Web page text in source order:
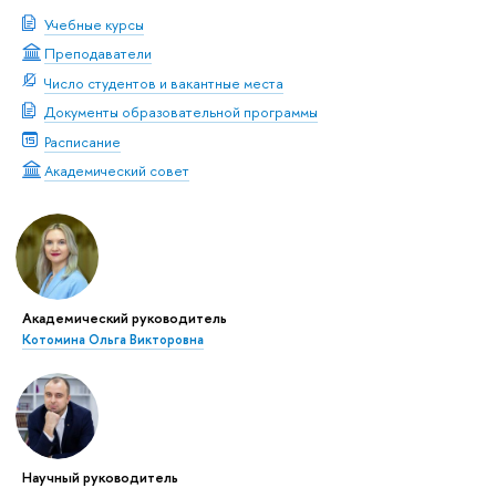
Учебные курсы
Преподаватели
Число студентов и вакантные места
Документы образовательной программы
Расписание
Академический совет
Академический руководитель
Котомина Ольга Викторовна
Научный руководитель